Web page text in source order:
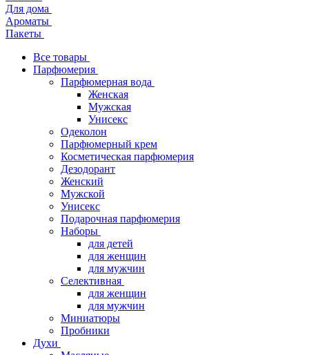
Для дома
Ароматы
Пакеты
Все товары
Парфюмерия
Парфюмерная вода
Женская
Мужская
Унисекс
Одеколон
Парфюмерный крем
Косметическая парфюмерия
Дезодорант
Женский
Мужской
Унисекс
Подарочная парфюмерия
Наборы
для детей
для женщин
для мужчин
Селективная
для женщин
для мужчин
Миниатюры
Пробники
Духи